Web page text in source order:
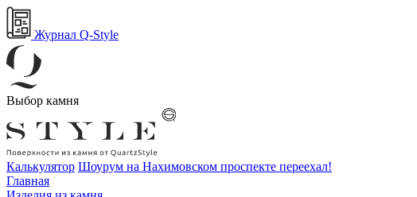
Журнал Q-Style
Выбор камня
Калькулятор Шоурум на Нахимовском проспекте переехал!
Главная